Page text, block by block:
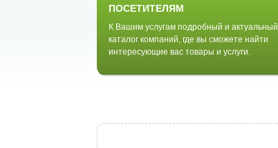
ПОСЕТИТЕЛЯМ
К Вашим услугам подробный и актуальный
каталог компаний, где вы сможете найти
интересующие вас товары и услуги.